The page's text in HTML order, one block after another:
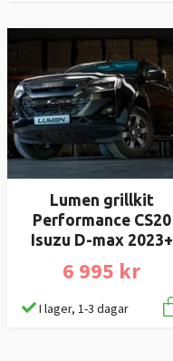
Lumen grillkit
Performance CS20
Isuzu D-max 2023+
6 995 kr
I lager, 1-3 dagar